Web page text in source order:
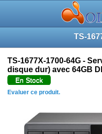
TS-
TS-1677X-1700-64G -
disque dur) avec 64GB
En Stock
Evaluer ce produit.